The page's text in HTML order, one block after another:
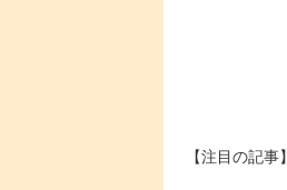
【注目の記事】